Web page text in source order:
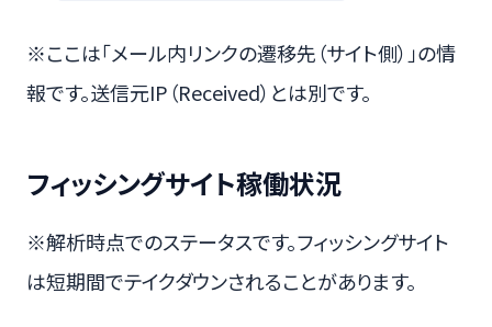
※ここは「メール内リンクの遷移先（サイト側）」の情
報です。送信元IP（Received）とは別です。
フィッシングサイト稼働状況
※解析時点でのステータスです。フィッシングサイト
は短期間でテイクダウンされることがあります。